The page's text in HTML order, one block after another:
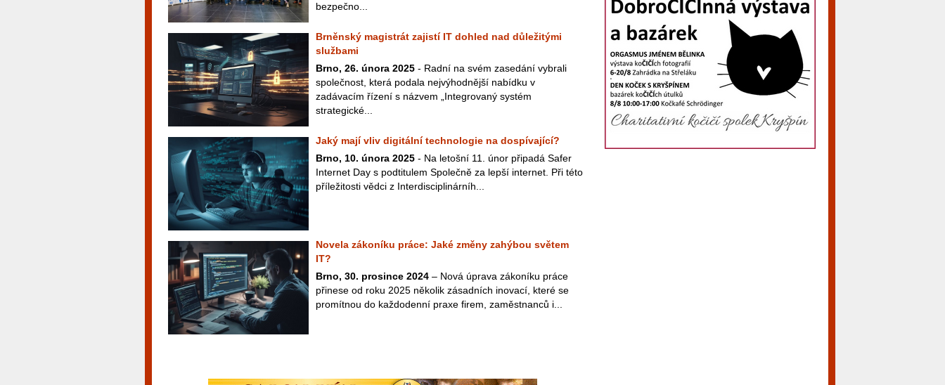
bezpečno...
Brněnský magistrát zajistí IT dohled nad důležitými
službami
Brno, 26. února 2025 - Radní na svém zasedání vybrali
společnost, která podala nejvýhodnější nabídku v
zadávacím řízení s názvem „Integrovaný systém
strategické...
Jaký mají vliv digitální technologie na dospívající?
Brno, 10. února 2025 - Na letošní 11. únor připadá Safer
Internet Day s podtitulem Společně za lepší internet. Při této
příležitosti vědci z Interdisciplinárníh...
Novela zákoníku práce: Jaké změny zahýbou světem
IT?
Brno, 30. prosince 2024 – Nová úprava zákoníku práce
přinese od roku 2025 několik zásadních inovací, které se
promítnou do každodenní praxe firem, zaměstnanců i...